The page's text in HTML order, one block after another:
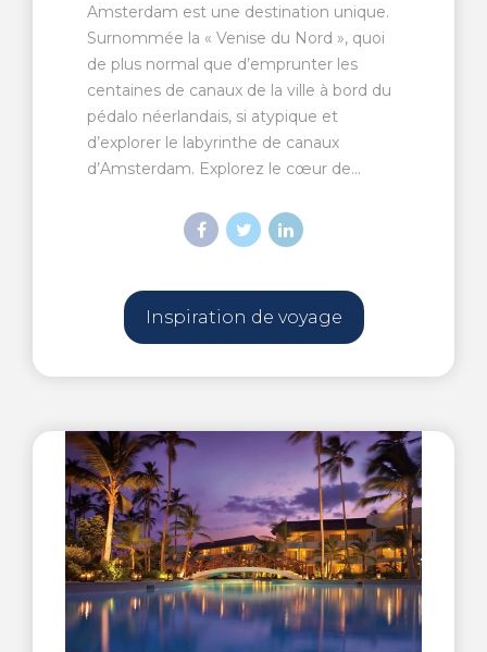
Amsterdam est une destination unique.
Surnommée la « Venise du Nord », quoi
de plus normal que d’emprunter les
centaines de canaux de la ville à bord du
pédalo néerlandais, si atypique et
d’explorer le labyrinthe de canaux
d’Amsterdam. Explorez le cœur de...
Inspiration de voyage